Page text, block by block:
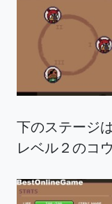
下のステージ
レベル２のコ